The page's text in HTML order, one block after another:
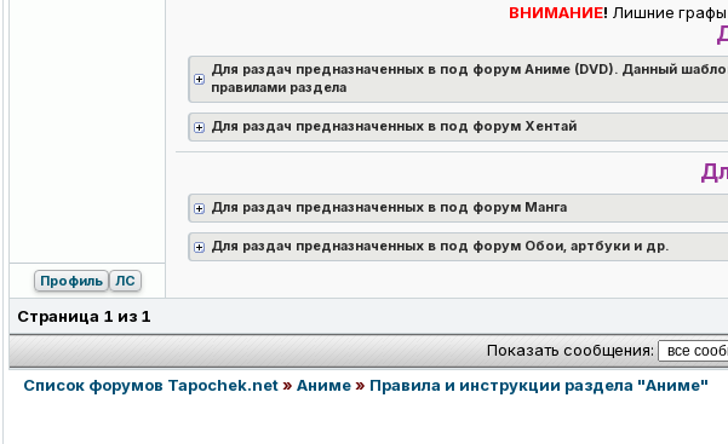
ВНИМАНИЕ! Лишние
Для раздач предназначенных в под форум Аниме (DVD). Данный
правилами раздела
Для раздач предназначенных в под форум Хентай
Для раздач предназначенных в под форум Манга
Для раздач предназначенных в под форум Обои, артбуки и др.
Профиль ЛС
Страница 1 из 1
Показать сообщения:
Список форумов Tapochek.net» Аниме» Правила и инструкции раздела "Аниме"